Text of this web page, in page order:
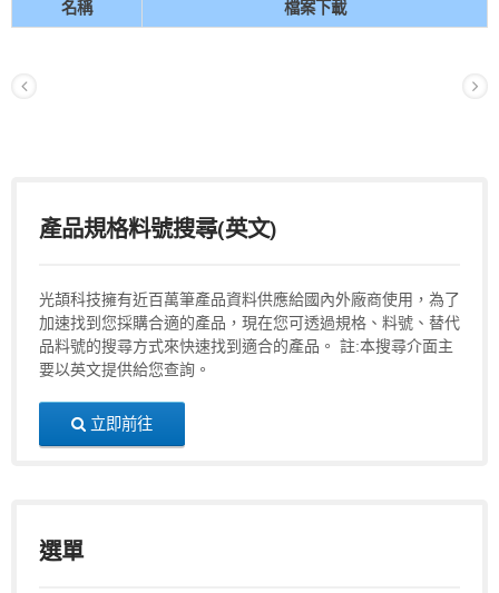
名稱 檔案下載
產品規格料號搜尋(英文)
光頡科技擁有近百萬筆產品資料供應給國內外廠商使用，為了
加速找到您採購合適的產品，現在您可透過規格、料號、替代
品料號的搜尋方式來快速找到適合的產品。 註:本搜尋介面主
要以英文提供給您查詢。
立即前往
選單